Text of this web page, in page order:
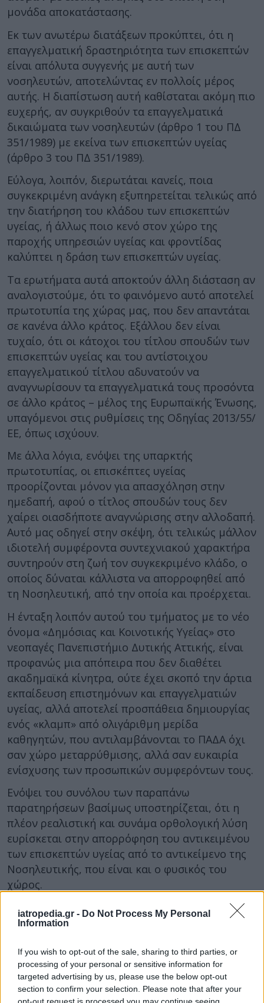
iatropedia.gr - Do Not Process My Personal
Information
If you wish to opt-out of the sale, sharing to third parties, or
processing of your personal or sensitive information for
targeted advertising by us, please use the below opt-out
section to confirm your selection. Please note that after your
μονάδα αποκατάστασης.
Εκ των ανωτέρω διατάξεων προκύπτει, ότι η
επαγγελματική δραστηριότητα των επισκεπτών
είναι απόλυτα συγγενής με αυτή των
νοσηλευτών, αποτελώντας εν πολλοίς μέρος
αυτής. Η διαπίστωση αυτή καθίσταται ακόμη πιο
ευχερής, αν συγκριθούν τα επαγγελματικά
δικαιώματα των νοσηλευτών (άρθρο 1 του ΠΔ
351/1989) με εκείνα των επισκεπτών υγείας
(άρθρο 3 του ΠΔ 351/1989).
Εύλογα, λοιπόν, διερωτάται κανείς, ποια
συγκεκριμένη ανάγκη εξυπηρετείται τελικώς από
την διατήρηση του κλάδου των επισκεπτών
υγείας, ή άλλως ποιο κενό στον χώρο της
παροχής υπηρεσιών υγείας και φροντίδας
καλύπτει η δράση των επισκεπτών υγείας.
Τα ερωτήματα αυτά αποκτούν άλλη διάσταση αν
αναλογιστούμε, ότι το φαινόμενο αυτό αποτελεί
πρωτοτυπία της χώρας μας, που δεν απαντάται
σε κανένα άλλο κράτος. Εξάλλου δεν είναι
τυχαίο, ότι οι κάτοχοι του τίτλου σπουδών των
επισκεπτών υγείας και του αντίστοιχου
επαγγελματικού τίτλου αδυνατούν να
αναγνωρίσουν τα επαγγελματικά τους προσόντα
σε άλλο κράτος – μέλος της Ευρωπαϊκής Ένωσης,
υπαγόμενοι στις ρυθμίσεις της Οδηγίας 2013/55/
ΕΕ, όπως ισχύουν.
Με άλλα λόγια, ενόψει της υπαρκτής
πρωτοτυπίας, οι επισκέπτες υγείας
προορίζονται μόνον για απασχόληση στην
ημεδαπή, αφού ο τίτλος σπουδών τους δεν
χαίρει οιασδήποτε αναγνώρισης στην αλλοδαπή.
Αυτό μας οδηγεί στην σκέψη, ότι τελικώς μάλλον
ιδιοτελή συμφέροντα συντεχνιακού χαρακτήρα
συντηρούν στη ζωή τον συγκεκριμένο κλάδο, ο
οποίος δύναται κάλλιστα να απορροφηθεί από
τη Νοσηλευτική, από την οποία και προέρχεται.
Η ένταξη λοιπόν αυτού του τμήματος με το νέο
όνομα «Δημόσιας και Κοινοτικής Υγείας» στο
νεοπαγές Πανεπιστήμιο Δυτικής Αττικής, είναι
προφανώς μια απόπειρα που δεν διαθέτει
ακαδημαϊκά κίνητρα, ούτε έχει σκοπό την άρτια
εκπαίδευση επιστημόνων και επαγγελματιών
υγείας, αλλά αποτελεί προσπάθεια δημιουργίας
ενός «κλαμπ» από ολιγάριθμη μερίδα
καθηγητών, που αντιλαμβάνονται το ΠΑΔΑ όχι
σαν χώρο μεταρρύθμισης, αλλά σαν ευκαιρία
ενίσχυσης των προσωπικών συμφερόντων τους.
Ενόψει του συνόλου των παραπάνω
παρατηρήσεων βασίμως υποστηρίζεται, ότι η
πλέον ρεαλιστική και συνάμα ορθολογική λύση
ευρίσκεται στην απορρόφηση του αντικειμένου
των επισκεπτών υγείας από το αντικείμενο της
Νοσηλευτικής, που είναι και ο φυσικός του
χώρος.
Αναγκαστικώς, δε, η απορρόφηση αυτή οφείλει
να ξεκινήσει από τον χώρο της εκπαίδευσης, με
επισκεπτών υπό τον νέο τίτλο, προκειμένου να
μην διαιωνίζεται η παραγωγή επαγγελματιών
υγείας, στους οποίους θα απονέμονται
περιορισμένα επαγγελματικά δικαιώματα των